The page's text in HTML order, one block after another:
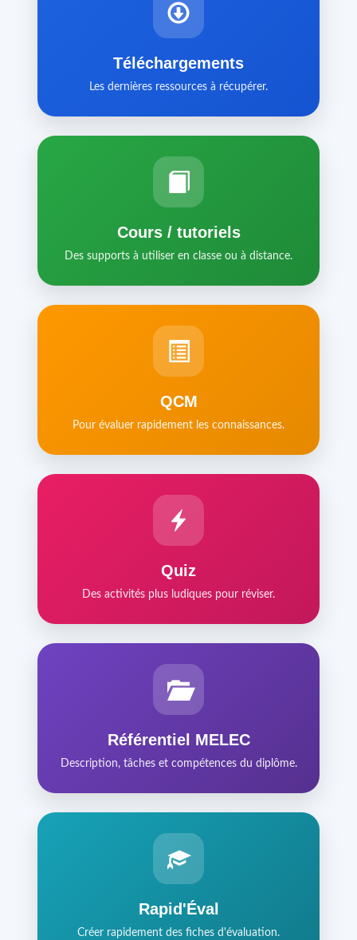
Téléchargements
Les dernières ressources à récupérer.
Cours / tutoriels
Des supports à utiliser en classe ou à distance.
QCM
Pour évaluer rapidement les connaissances.
Quiz
Des activités plus ludiques pour réviser.
Référentiel MELEC
Description, tâches et compétences du diplôme.
Rapid'Éval
Créer rapidement des fiches d'évaluation.